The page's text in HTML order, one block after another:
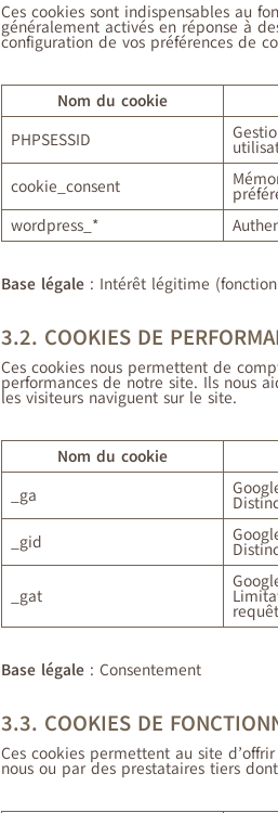
Ces cookies sont indispensables au
généralement activés en réponse à
configuration de vos préférences de
Nom du cookie
PHPSESSID
cookie_consent
wordpress_*
Base légale : Intérêt légitime
3.2. COOKIES DE
Ces cookies nous permettent de
performances de notre site. Ils nous
les visiteurs naviguent sur le site.
Nom du cookie
_ga
_gid
_gat
Base légale : Consentement
3.3. COOKIES DE
Ces cookies permettent au site
nous ou par des prestataires tiers